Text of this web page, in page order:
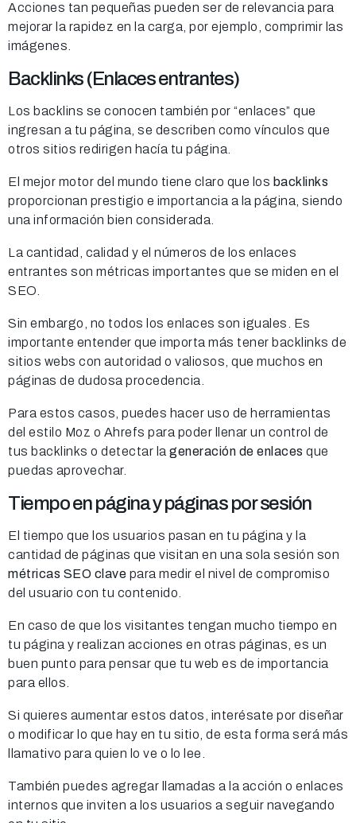
Acciones tan pequeñas pueden ser de relevancia para
mejorar la rapidez en la carga, por ejemplo, comprimir las
imágenes.
Backlinks (Enlaces entrantes)
Los backlins se conocen también por “enlaces” que
ingresan a tu página, se describen como vínculos que
otros sitios redirigen hacía tu página.
El mejor motor del mundo tiene claro que los backlinks
proporcionan prestigio e importancia a la página, siendo
una información bien considerada.
La cantidad, calidad y el números de los enlaces
entrantes son métricas importantes que se miden en el
SEO.
Sin embargo, no todos los enlaces son iguales. Es
importante entender que importa más tener backlinks de
sitios webs con autoridad o valiosos, que muchos en
páginas de dudosa procedencia.
Para estos casos, puedes hacer uso de herramientas
del estilo Moz o Ahrefs para poder llenar un control de
tus backlinks o detectar la generación de enlaces que
puedas aprovechar.
Tiempo en página y páginas por sesión
El tiempo que los usuarios pasan en tu página y la
cantidad de páginas que visitan en una sola sesión son
métricas SEO clave para medir el nivel de compromiso
del usuario con tu contenido.
En caso de que los visitantes tengan mucho tiempo en
tu página y realizan acciones en otras páginas, es un
buen punto para pensar que tu web es de importancia
para ellos.
Si quieres aumentar estos datos, interésate por diseñar
o modificar lo que hay en tu sitio, de esta forma será más
llamativo para quien lo ve o lo lee.
También puedes agregar llamadas a la acción o enlaces
internos que inviten a los usuarios a seguir navegando